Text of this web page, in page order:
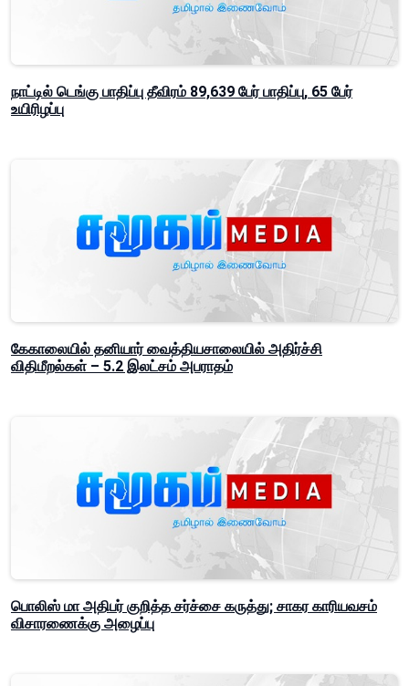
நாட்டில் டெங்கு பாதிப்பு தீவிரம் 89,639 பேர் பாதிப்பு, 65 பேர்
உயிரிழப்பு
கேகாலையில் தனியார் வைத்தியசாலையில் அதிர்ச்சி
விதிமீறல்கள் – 5.2 இலட்சம் அபராதம்
பொலிஸ் மா அதிபர் குறித்த சர்ச்சை கருத்து; சாகர காரியவசம்
விசாரணைக்கு அழைப்பு